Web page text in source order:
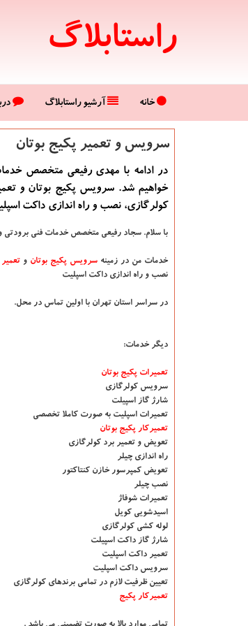
راستابلاگ
خانه آرشیو راستابلاگ
سرویس و تعمیر پكیج بوتان
در ادامه با مهدی رفیعی متخصص
خواهیم شد. سرویس پكیج بوتان و
كولرگازی، نصب و راه اندازی داكت
با سلام. سجاد رفیعی متخصص خدمات فنی
خدمات من در زمینهسرویس پکیج بوتان و
نصب و راه اندازی داکت اسپلیت
در سراسر استان تهران با اولین تماس در محل.
دیگر خدمات:
تعمیرات پکیج بوتان
سرویس کولرگازی
شارژ گاز اسپیلت
تعمیرات اسپلیت به صورت کاملا تخصصی
تعمیرکار پکیج بوتان
تعویض و تعمیر برد کولرگازی
راه اندازی چیلر
تعویض کمپرسور خازن کنتاکتور
نصب چیلر
تعمیرات شوفاژ
اسیدشویی کویل
لوله کشی کولرگازی
شارژ گاز داکت اسپیلت
تعمیر داکت اسپلیت
سرویس داکت اسپلیت
تعیین ظرفیت لازم در تمامی برندهای کولرگازی
تعمیرکار پکیج